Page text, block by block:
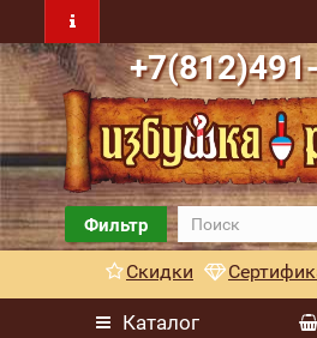
Фильтр
Скидки
Каталог